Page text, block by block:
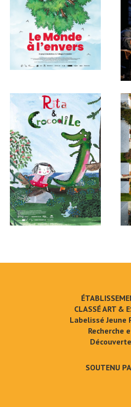
CLASSÉ ART &
Labelissé Jeune
Recherche
Découverte
SOUTENU